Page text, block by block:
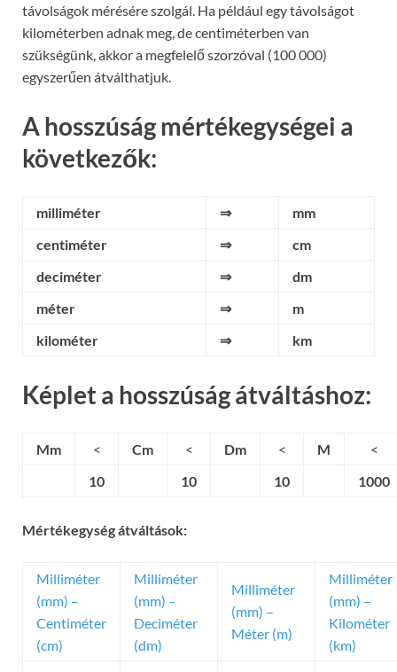
távolságok mérésére szolgál. Ha például egy távolságot
kilométerben adnak meg, de centiméterben van
szükségünk, akkor a megfelelő szorzóval (100 000)
egyszerűen átválthatjuk.
A hosszúság mértékegységei a
következők:
milliméter ⇒
mm
centiméter
⇒
cm
deciméter
⇒
dm
méter
⇒
m
kilométer
⇒ km
Képlet a hosszúság átváltáshoz:
Mm < Cm < Dm < M
<
10
10 10 1000
Mértékegység átváltások:
Milliméter
(mm) –
Centiméter
(cm)
Milliméter
(mm) –
Deciméter
(dm)
Milliméter
(mm) –
Méter (m)
Milliméter
(mm) –
Kilométer
(km)